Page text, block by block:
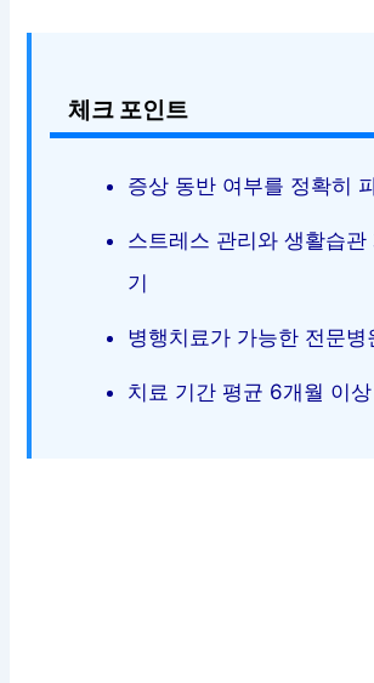
체크 포인트
증상 동반 여부를 정확히
스트레스 관리와 생활습관
기
병행치료가 가능한 전문병
치료 기간 평균 6개월 이